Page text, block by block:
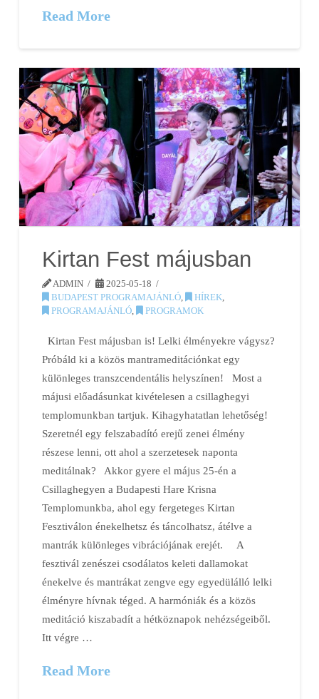
Read More
Kirtan Fest májusban
ADMIN
2025-05-18
BUDAPEST PROGRAMAJÁNLÓ, HÍREK,
PROGRAMAJÁNLÓ, PROGRAMOK
Kirtan Fest májusban is! Lelki élményekre vágysz?
Próbáld ki a közös mantrameditációnkat egy
különleges transzcendentális helyszínen! Most a
májusi előadásunkat kivételesen a csillaghegyi
templomunkban tartjuk. Kihagyhatatlan lehetőség!
Szeretnél egy felszabadító erejű zenei élmény
részese lenni, ott ahol a szerzetesek naponta
meditálnak? Akkor gyere el május 25-én a
Csillaghegyen a Budapesti Hare Krisna
Templomunkba, ahol egy fergeteges Kirtan
Fesztiválon énekelhetsz és táncolhatsz, átélve a
mantrák különleges vibrációjának erejét. A
fesztivál zenészei csodálatos keleti dallamokat
énekelve és mantrákat zengve egy egyedülálló lelki
élményre hívnak téged. A harmóniák és a közös
meditáció kiszabadít a hétköznapok nehézségeiből.
Itt végre …
Read More